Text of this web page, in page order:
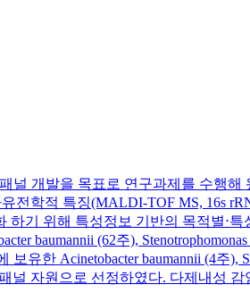
개발을 목표로 연구과제를 수행
전학적 특징(MALDI-TOF MS, 16s
기 위해 특성정보 기반의 목적별⋅
(62주), Stenotrophomonas
한 Acinetobacter baumannii (4주),
널 자원으로 선정하였다. 다제내성